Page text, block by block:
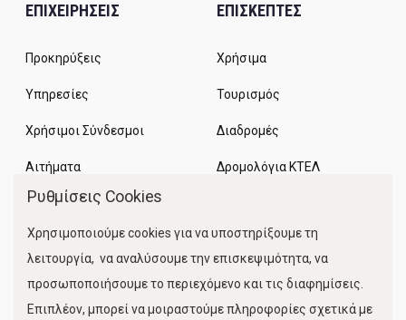
ΕΠΙΧΕΙΡΗΣΕΙΣ
Προκηρύξεις
Υπηρεσίες
Χρήσιμοι Σύνδεσμοι
Αιτήματα
ΕΠΙΣΚΕΠΤΕΣ
Χρήσιμα
Τουρισμός
Διαδρομές
Δρομολόγια ΚΤΕΛ
Κίνηση Λιμένος
Ρυθμίσεις Cookies
Χρησιμοποιούμε cookies για να υποστηρίξουμε τη
λειτουργία, να αναλύσουμε την επισκεψιμότητα, να
προσωποποιήσουμε το περιεχόμενο και τις διαφημίσεις.
Επιπλέον, μπορεί να μοιραστούμε πληροφορίες σχετικά με